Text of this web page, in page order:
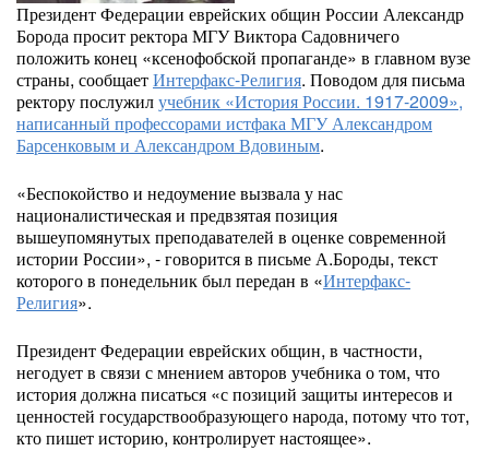
Президент Федерации еврейских общин России Александр
Борода просит ректора МГУ Виктора Садовничего
положить конец «ксенофобской пропаганде» в главном вузе
страны, сообщаетИнтерфакс-Религия. Поводом для письма
ректору послужилучебник «История России. 1917-2009»,
написанный профессорами истфака МГУ Александром
Барсенковым и Александром Вдовиным.
«Беспокойство и недоумение вызвала у нас
националистическая и предвзятая позиция
вышеупомянутых преподавателей в оценке современной
истории России», - говорится в письме А.Бороды, текст
которого в понедельник был передан в «Интерфакс-
Религия».
Президент Федерации еврейских общин, в частности,
негодует в связи с мнением авторов учебника о том, что
история должна писаться «с позиций защиты интересов и
ценностей государствообразующего народа, потому что тот,
кто пишет историю, контролирует настоящее».